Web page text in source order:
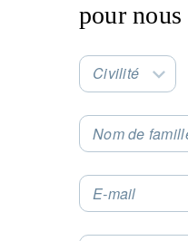
pour nous
Select an Option
Civilité
Nom de
E-mail